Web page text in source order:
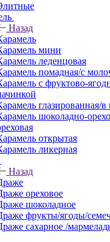
Назад
мини
леденцовая
помадная/с
с фруктово-
глазированная/в
шоколадно-
открытая
ликерная
Назад
ореховое
шоколадное
фрукты/ягоды/
сахарное /